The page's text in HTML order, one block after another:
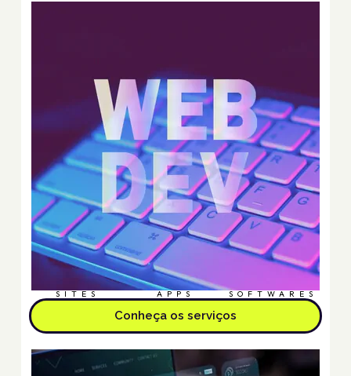
SITES APPS SOFTWARES
Conheça os serviços